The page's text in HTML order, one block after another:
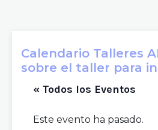
Calendario Talleres
sobre el taller para
« Todos los Eventos
Este evento ha pasado.